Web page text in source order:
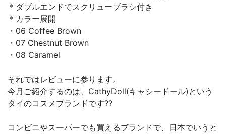
＊ダブルエンドでスクリューブラシ付き
＊カラー展開
・06 Coffee Brown
・07 Chestnut Brown
・08 Caramel
それではレビューに参ります。
今月ご紹介するのは、CathyDoll(キャシードール)という
タイのコスメブランドです??
コンビニやスーパーでも買えるブランドで、日本でいうと